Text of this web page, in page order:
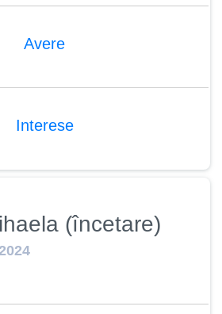
Avere
Interese
(încetare)